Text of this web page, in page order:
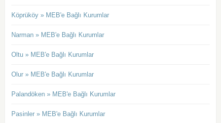
Köprüköy » MEB'e Bağlı Kurumlar
Narman » MEB'e Bağlı Kurumlar
Oltu » MEB'e Bağlı Kurumlar
Olur » MEB'e Bağlı Kurumlar
Palandöken » MEB'e Bağlı Kurumlar
Pasinler » MEB'e Bağlı Kurumlar